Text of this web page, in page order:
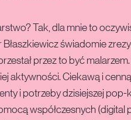
Tak, dla mnie to
świadomie
przez to być
aktywności. Ciekawą i
i potrzeby dzisiejszej pop-
współczesnych